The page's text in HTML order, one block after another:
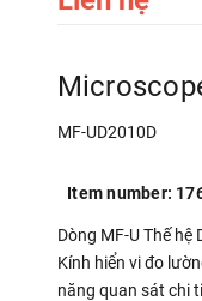
MF-UD2010D
Item number:
Dòng MF-U Thế hệ
Kính hiển vi đo
năng quan sát chi